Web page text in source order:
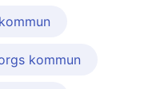
kommun